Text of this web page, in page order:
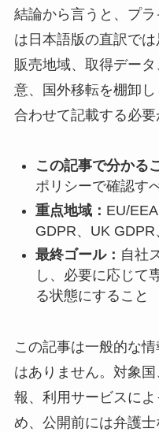
結論から言うと、プ
は日本語版の直訳では
販売地域、取得デー
意、国外移転を棚卸
合わせて記載する必要
この記事で分かる
ポリシーで確認す
重点地域： EU/
GDPR、UK
最終ゴール： 自社
し、必要に応じて
る状態にすること
この記事は一般的な
はありません。対象
報、利用サービスに
め、公開前には弁護